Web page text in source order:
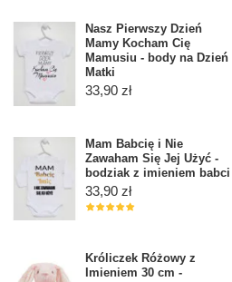
Nasz Pierwszy Dzień
Mamy Kocham Cię
Mamusiu - body na Dzień
Matki
33,90 zł
Mam Babcię i Nie
Zawaham Się Jej Użyć -
bodziak z imieniem babci
33,90 zł
Króliczek Różowy z
Imieniem 30 cm -